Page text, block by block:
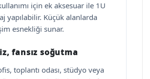
için ek aksesuar ile 1U
yapılabilir. Küçük alanlarda
esnekliği sunar.
fansız soğutma
toplantı odası, stüdyo veya